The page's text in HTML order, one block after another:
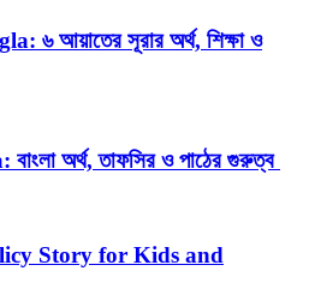
আয়াতের সূরার অর্থ, শিক্ষা ও
অর্থ, তাফসির ও পাঠের গুরুত্ব
Story for Kids and